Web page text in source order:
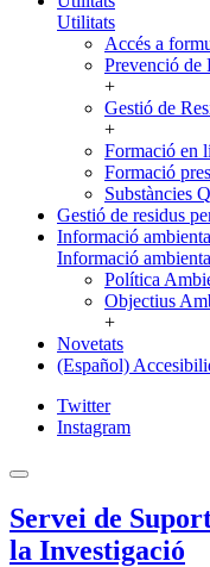
Utilitats
Accés a
Prevenció de
+
Gestió de
+
Formació en
Formació
Substàncies
Gestió de residus
Informació
Informació
Política
Objectius
+
Novetats
(Español)
Twitter
Instagram
Servei de
la Investigació